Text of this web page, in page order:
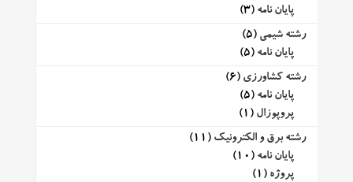
پایان نامه (3)
رشته شیمی (5)
پایان نامه (5)
رشته کشاورزی (6)
پایان نامه (5)
پروپوزال (1)
رشته برق و الکترونیک (11)
پایان نامه (10)
پروژه (1)